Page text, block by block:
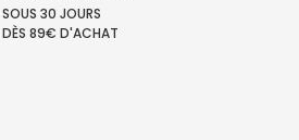
SOUS 30 JOURS
DÈS 89€ D'ACHAT